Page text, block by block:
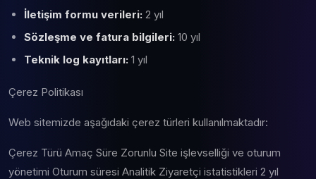
İletişim formu verileri: 2 yıl
Sözleşme ve fatura bilgileri: 10 yıl
Teknik log kayıtları: 1 yıl
Çerez Politikası
Web sitemizde aşağıdaki çerez türleri kullanılmaktadır:
Çerez Türü Amaç Süre Zorunlu Site işlevselliği ve oturum
yönetimi Oturum süresi Analitik Ziyaretçi istatistikleri 2 yıl